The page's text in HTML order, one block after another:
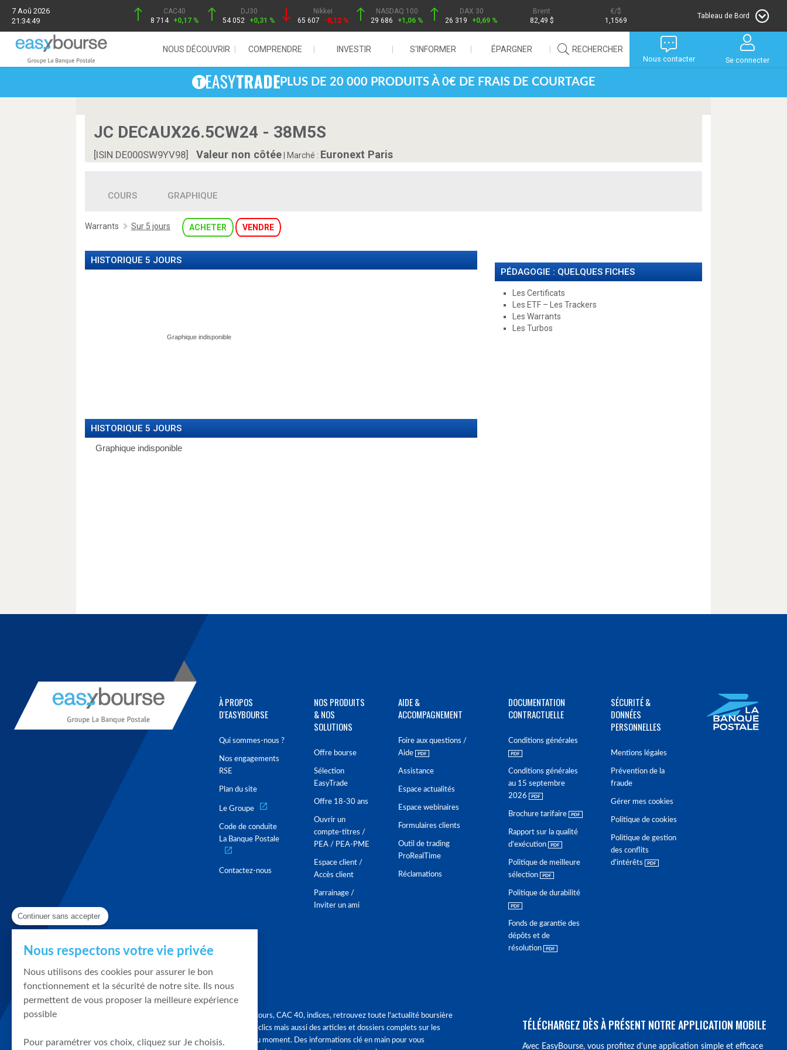
7 Aoû 2026
21:34:49
CAC40
8 714 +0,17 %
DJ30
54 052
+0,31 %
Nikkei
65 607
-0,12 %
NASDAQ 100
29 686
+1,06 %
DAX 30
26 319
+0,69 %
Brent
82,49 $
/$
1,1569
Tableau de Bord
NOUS DÉCOUVRIR COMPRENDRE INVESTIR S'INFORMER ÉPARGNER RECHERCHER
Nous contacter Se connecter
PLUS DE 20 000 PRODUITS À 0€ DE FRAIS DE COURTAGE
JC DECAUX26.5CW24 - 38M5S
[ISIN DE000SW9YV98] Valeur non côtée Marché : Euronext Paris
COURS GRAPHIQUE
Warrants Sur 5 jours ACHETER VENDRE
HISTORIQUE 5 JOURS
HISTORIQUE 5 JOURS
PÉDAGOGIE : QUELQUES FICHES
Les Certificats
Les ETF – Les Trackers
Les Warrants
Les Turbos
À PROPOS
D'EASYBOURSE
Qui sommes-nous ?
Nos engagements
RSE
Plan du site
Le Groupe
Code de conduite
La Banque Postale
Contactez-nous
NOS PRODUITS
& NOS
SOLUTIONS
Offre bourse
Sélection
EasyTrade
Offre 18-30 ans
Ouvrir un
compte-titres /
PEA / PEA-PME
Espace client /
Accès client
Parrainage /
Inviter un ami
AIDE &
ACCOMPAGNEMENT
Foire aux questions /
Aide
Assistance
Espace actualités
Espace webinaires
Formulaires clients
Outil de trading
ProRealTime
Réclamations
DOCUMENTATION
CONTRACTUELLE
Conditions générales
Conditions générales
au 15 septembre
2026
Brochure tarifaire
Rapport sur la qualité
d'exécution
Politique de meilleure
sélection
Politique de durabilité
Fonds de garantie des
dépôts et de
résolution
SÉCURITÉ &
DONNÉES
PERSONNELLES
Mentions légales
Prévention de la
fraude
Gérer mes cookies
Politique de cookies
Politique de gestion
des conflits
d'intérêts
Graphique, cours, CAC 40, indices, retrouvez toute l'actualité boursière
en quelques clics mais aussi des articles et dossiers complets sur les
tendances du moment. Des informations clé en main pour vous
TÉLÉCHARGEZ DÈS À PRÉSENT NOTRE APPLICATION MOBILE
Avec EasyBourse, vous profitez d’une application simple et efficace
Continuer sans accepter
Nous respectons votre vie privée
Nous utilisons des cookies pour assurer le bon
fonctionnement et la sécurité de notre site. Ils nous
permettent de vous proposer la meilleure expérience
possible
Pour paramétrer vos choix, cliquez sur Je choisis.